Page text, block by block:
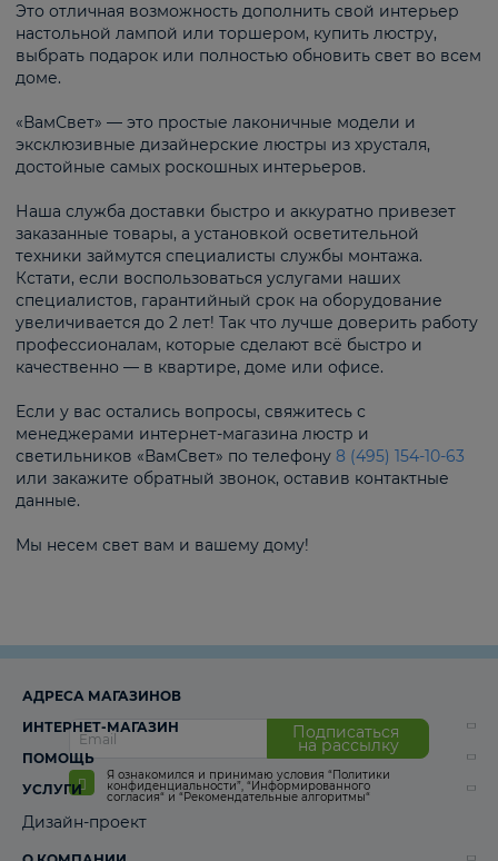
Это отличная возможность дополнить свой интерьер
настольной лампой или торшером, купить люстру,
выбрать подарок или полностью обновить свет во всем
доме.
«ВамСвет» — это простые лаконичные модели и
эксклюзивные дизайнерские люстры из хрусталя,
достойные самых роскошных интерьеров.
Наша служба доставки быстро и аккуратно привезет
заказанные товары, а установкой осветительной
техники займутся специалисты службы монтажа.
Кстати, если воспользоваться услугами наших
специалистов, гарантийный срок на оборудование
увеличивается до 2 лет! Так что лучше доверить работу
профессионалам, которые сделают всё быстро и
качественно — в квартире, доме или офисе.
Если у вас остались вопросы, свяжитесь с
менеджерами интернет-магазина люстр и
светильников «ВамСвет» по телефону 8 (495) 154-10-63
или закажите обратный звонок, оставив контактные
данные.
Мы несем свет вам и вашему дому!
Подписаться
на рассылку
Я ознакомился и принимаю условия “Политики
конфиденциальности”, “Информированного
согласия“ и “Рекомендательные алгоритмы“
АДРЕСА МАГАЗИНОВ
ИНТЕРНЕТ-МАГАЗИН
ПОМОЩЬ
УСЛУГИ
Дизайн-проект